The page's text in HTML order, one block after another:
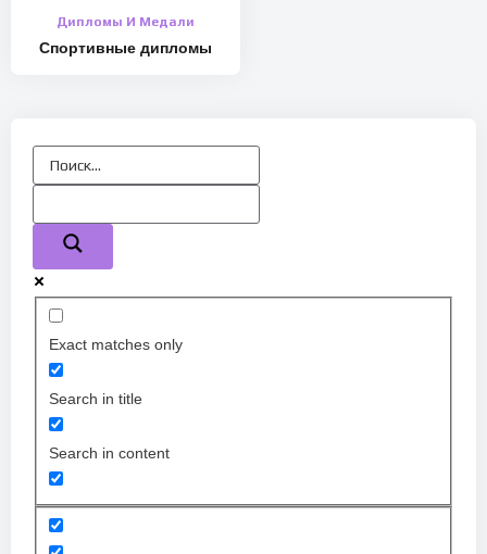
Дипломы И Медали
Спортивные дипломы
Exact matches only
Search in title
Search in content